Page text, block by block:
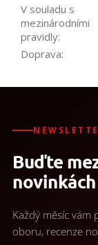
V souladu s
mezinárodními
pravidly:
Doprava:
Buďte
novinkách
Každý měsíc vám
oboru, recenze